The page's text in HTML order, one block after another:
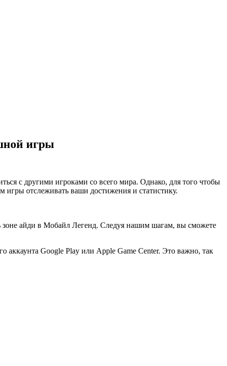
игры
с другими игроками со всего мира. Однако, для того чтобы
игры отслеживать ваши достижения и статистику.
зоне айди в Мобайл Легенд. Следуя нашим шагам, вы сможете
Google Play или Apple Game Center. Это важно, так